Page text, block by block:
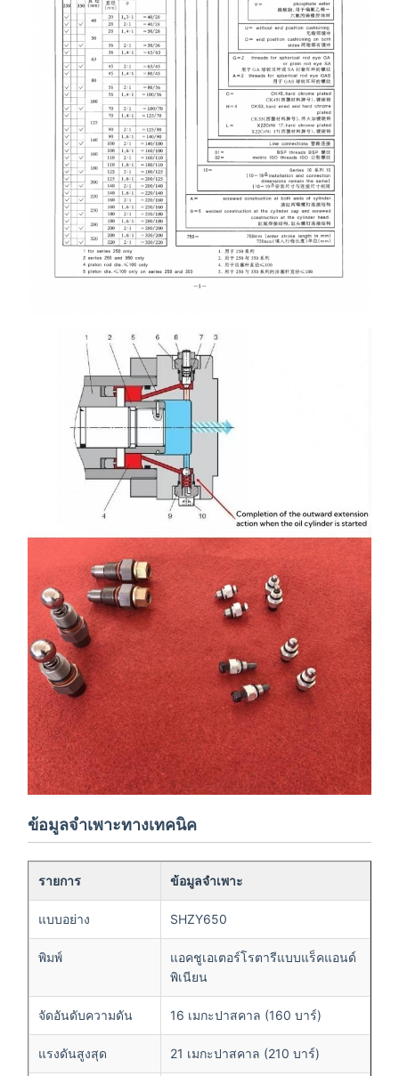
ข้อมูลจำเพาะทางเทคนิค
รายการ ข้อมูลจำเพาะ
แบบอย่าง SHZY650
พิมพ์
แอคชูเอเตอร์โรตารีแบบแร็คแอนด์
พิเนียน
จัดอันดับความดัน 16 เมกะปาสคาล (160 บาร์)
แรงดันสูงสุด 21 เมกะปาสคาล (210 บาร์)